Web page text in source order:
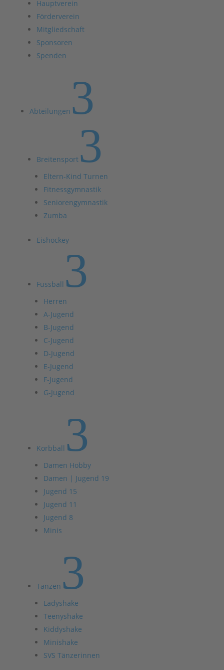
Hauptverein
Förderverein
Mitgliedschaft
Sponsoren
Spenden
Abteilungen 3
Breitensport3
Eltern-Kind Turnen
Fitnessgymnastik
Seniorengymnastik
Zumba
Eishockey
Fussball 3
Herren
A-Jugend
B-Jugend
C-Jugend
D-Jugend
E-Jugend
F-Jugend
G-Jugend
Korbball 3
Damen Hobby
Damen | Jugend 19
Jugend 15
Jugend 11
Jugend 8
Minis
Tanzen 3
Ladyshake
Teenyshake
Kiddyshake
Minishake
SVS Tänzerinnen